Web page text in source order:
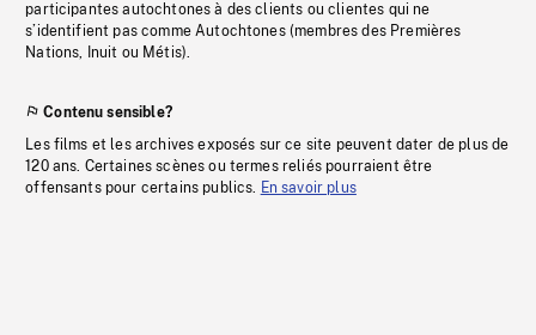
participantes autochtones à des clients ou clientes qui ne
s’identifient pas comme Autochtones (membres des Premières
Nations, Inuit ou Métis).
Contenu sensible?
Les films et les archives exposés sur ce site peuvent dater de plus de
120 ans. Certaines scènes ou termes reliés pourraient être
offensants pour certains publics. En savoir plus